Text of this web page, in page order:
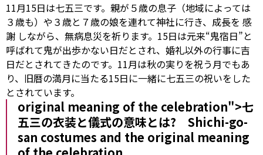
11月15日は七五三です。親が５歳の息子（地域によっては
３歳も）や３歳と７歳の娘を連れて神社に行き、成長を 感
謝 しながら、無病息災を祈ります。15日は元来“鬼宿日”と
呼ばれて鬼が出歩かない日だとされ、婚礼以外の行事に吉
日だとされてきたのです。11月は秋の実りを祝う月でもあ
り、旧暦の満月に当たる15日に一緒に七五三の祝いをした
とされています。
original meaning of the celebration">七
五三の衣装と儀式の意味とは? Shichi-go-
san costumes and the original meaning